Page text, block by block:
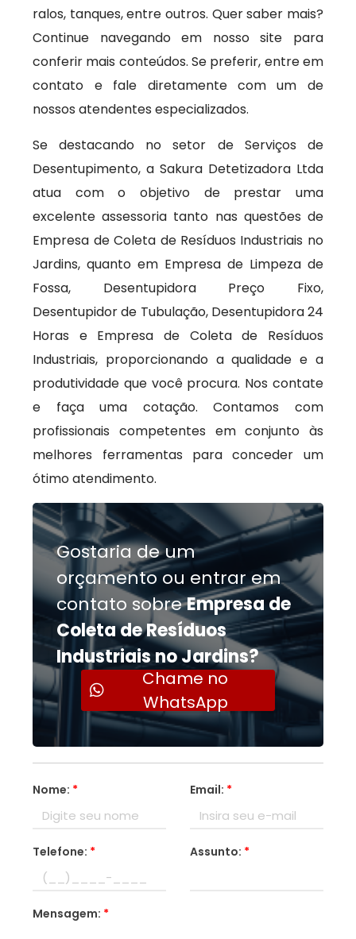
ralos, tanques, entre outros. Quer saber mais?
Continue navegando em nosso site para
conferir mais conteúdos. Se preferir, entre em
contato e fale diretamente com um de
nossos atendentes especializados.
Se destacando no setor de Serviços de
Desentupimento, a Sakura Detetizadora Ltda
atua com o objetivo de prestar uma
excelente assessoria tanto nas questões de
Empresa de Coleta de Resíduos Industriais no
Jardins, quanto em Empresa de Limpeza de
Fossa, Desentupidora Preço Fixo,
Desentupidor de Tubulação, Desentupidora 24
Horas e Empresa de Coleta de Resíduos
Industriais, proporcionando a qualidade e a
produtividade que você procura. Nos contate
e faça uma cotação. Contamos com
profissionais competentes em conjunto às
melhores ferramentas para conceder um
ótimo atendimento.
Gostaria de um
orçamento ou entrar em
contato sobreEmpresa de
Coleta de Resíduos
Industriais no Jardins?
Chame no
WhatsApp
Nome: * Email: *
Telefone: * Assunto: *
Mensagem: *